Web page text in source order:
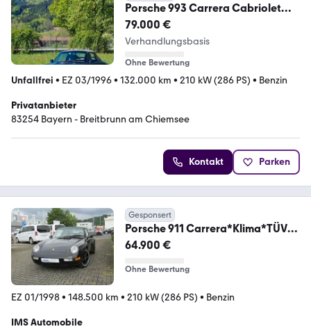
Porsche 993 Carrera Cabriolet
Carrera, erst 132.000 KM
79.000 €
Verhandlungsbasis
Ohne Bewertung
Unfallfrei • EZ 03/1996• 132.000 km • 210 kW (286 PS) • Benzin
Privatanbieter
83254 Bayern - Breitbrunn am Chiemsee
Kontakt Parken
Gesponsert
Porsche 911 Carrera*Klima*TÜV
NEU*
64.900 €
Ohne Bewertung
EZ 01/1998• 148.500 km • 210 kW (286 PS) • Benzin
IMS Automobile